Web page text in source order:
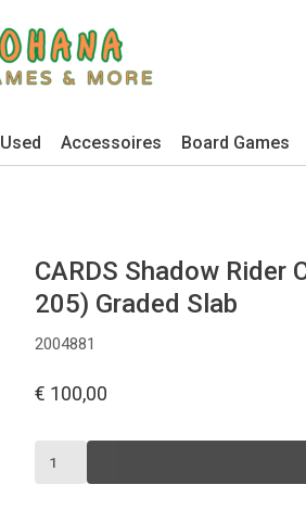
Used Accessoires Board Games
CARDS Shadow Rider
205) Graded Slab
2004881
€ 100,00